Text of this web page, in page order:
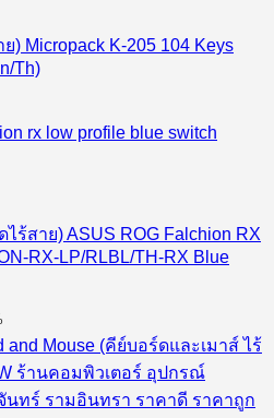
) Micropack K-205 104 Keys
Th)
ร้สาย) ASUS ROG Falchion RX
RX-LP/RLBL/TH-RX Blue